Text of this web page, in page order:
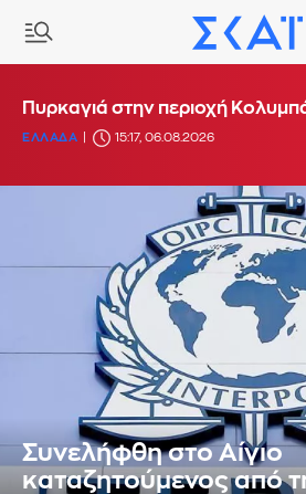
Πυρκαγιά στην περιοχή
ΕΛΛΑΔΑ 15:17, 06.08.2026
Συνελήφθη στο Αίγιο
καταζητούμενος από